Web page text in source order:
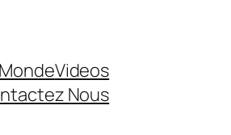
MondeVideos
Nous